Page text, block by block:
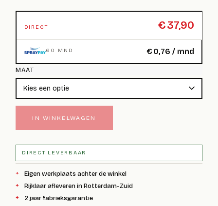
DIRECT €37,90
60 MND € 0,76 / mnd
MAAT
IN WINKELWAGEN
DIRECT LEVERBAAR
Eigen werkplaats achter de winkel
Rijklaar afleveren in Rotterdam-Zuid
2 jaar fabrieksgarantie